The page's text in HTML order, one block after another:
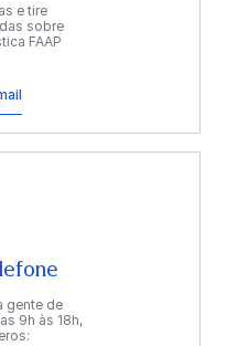
e tire
sobre
FAAP
gente de
9h às 18h,